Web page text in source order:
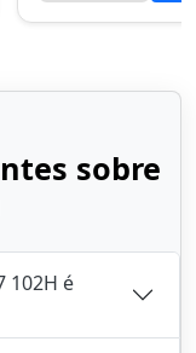
sobre
102H é